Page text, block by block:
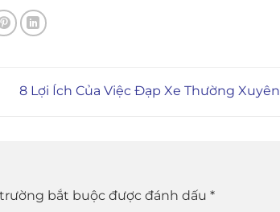
8 Lợi Ích Của Việc Đạp Xe Thường Xuyên
bắt buộc được đánh dấu *